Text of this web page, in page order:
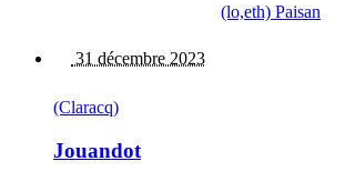
(lo,eth) Paisan
31 décembre 2023
(Claracq)
Jouandot